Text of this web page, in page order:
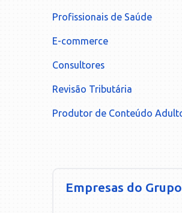
Profissionais de Saúde
E-commerce
Consultores
Revisão Tributária
Produtor de Conteúdo
Empresas do Grupo